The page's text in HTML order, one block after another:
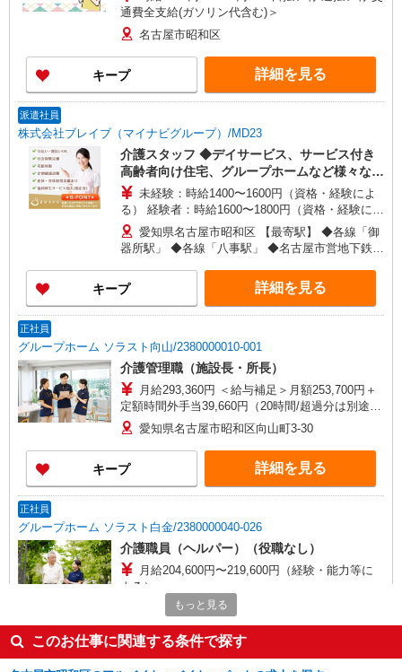
通費全支給(ガソリン代含む)＞
名古屋市昭和区
キープ 詳細を見る
派遣社員
株式会社ブレイブ（マイナビグループ）/MD23
介護スタッフ ◆デイサービス、サービス付き
高齢者向け住宅、グループホームなど様々な勤
務先から選べます。
未経験：時給1400〜1600円（資格・経験によ
る） 経験者：時給1600〜1800円（資格・経験によ
る） ◎月収例 時給1800円×1日8時間×22日（週5
日）＝31万6800円 ◆昇給あり ◆支払い方法 ※日
払い/週払い/月払い対応も可能です。詳しくは面談
時にご相談ください。 ◆交通費：別途全額支給 ※
当社規定あり
愛知県名古屋市昭和区 【最寄駅】 ◆各線「御
器所駅」 ◆各線「八事駅」 ◆名古屋市営地下鉄鶴
ます！
キープ 詳細を見る
正社員
グループホーム ソラスト向山/2380000010-001
介護管理職（施設長・所長）
月給293,360円 ＜給与補足＞月額253,700円＋
定額時間外手当39,660円（20時間/超過分は別途支
給）※深夜割増（22〜5時）、夜勤手当（8,500円/
回）
愛知県名古屋市昭和区向山町3-30
キープ 詳細を見る
正社員
グループホーム ソラスト白金/2380000040-026
介護職員（ヘルパー）（役職なし）
月給204,600円〜219,600円（経験・能力等に
よる）
愛知県名古屋市昭和区白金1-20-3
キープ
もっと見る
このお仕事に関連する条件で探す